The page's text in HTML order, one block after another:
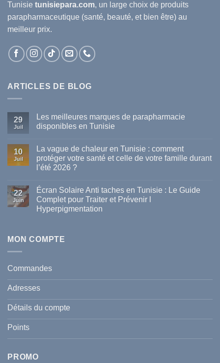
Tunisie tunisiepara.com, un large choix de produits
parapharmaceutique (santé, beauté, et bien être) au
meilleur prix.
ARTICLES DE BLOG
29
Juil
Les meilleures marques de parapharmacie
disponibles en Tunisie
sur
meilleures
marques
disponibles
en
Tunisie
10
Juil
La vague de chaleur en Tunisie : comment
protéger votre santé et celle de votre famille durant
l’été 2026 ?
sur
La
vague
de
comment
et
celle
de
votre
famille
durant
l’été
2026
?
22
Juin
Écran Solaire Anti taches en Tunisie : Le Guide
Complet pour Traiter et Prévenir l
Hyperpigmentation
Écran
Solaire
Tunisie
Guide
pour
Traiter
Prévenir
MON COMPTE
Commandes
Adresses
Détails du compte
Points
PROMO